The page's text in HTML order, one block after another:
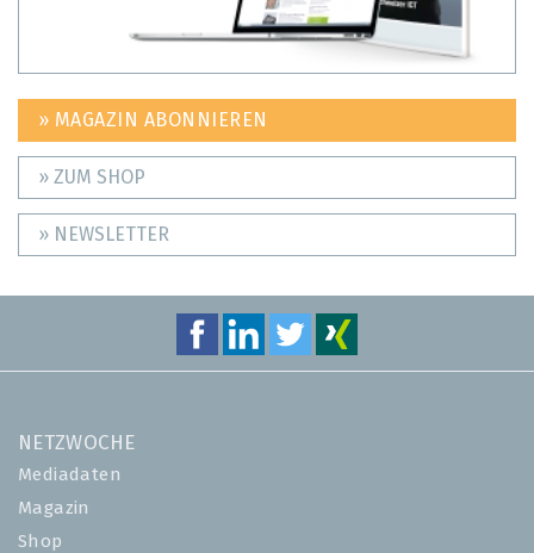
» MAGAZIN ABONNIEREN
» ZUM SHOP
» NEWSLETTER
NETZWOCHE
Mediadaten
Magazin
Shop